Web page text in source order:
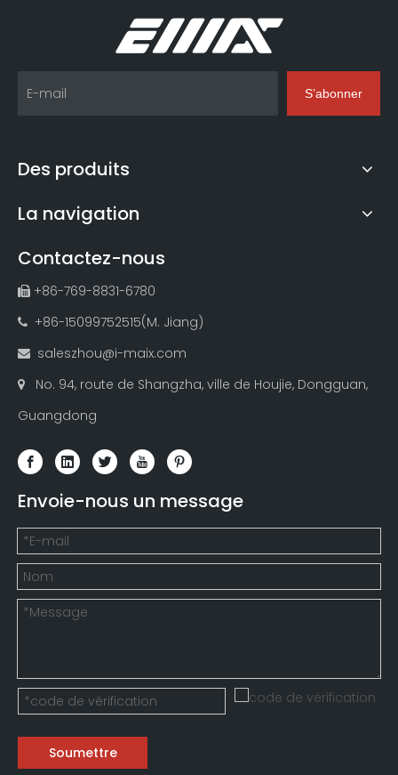
S’abonner
Des produits
La navigation
Contactez-nous
 +86-769-8831-6780
 +86-15099752515(M. Jiang)
 saleszhou@i-maix.com

No. 94, route de Shangzha, ville de Houjie, Dongguan,
Guangdong
Envoie-nous un message
Soumettre